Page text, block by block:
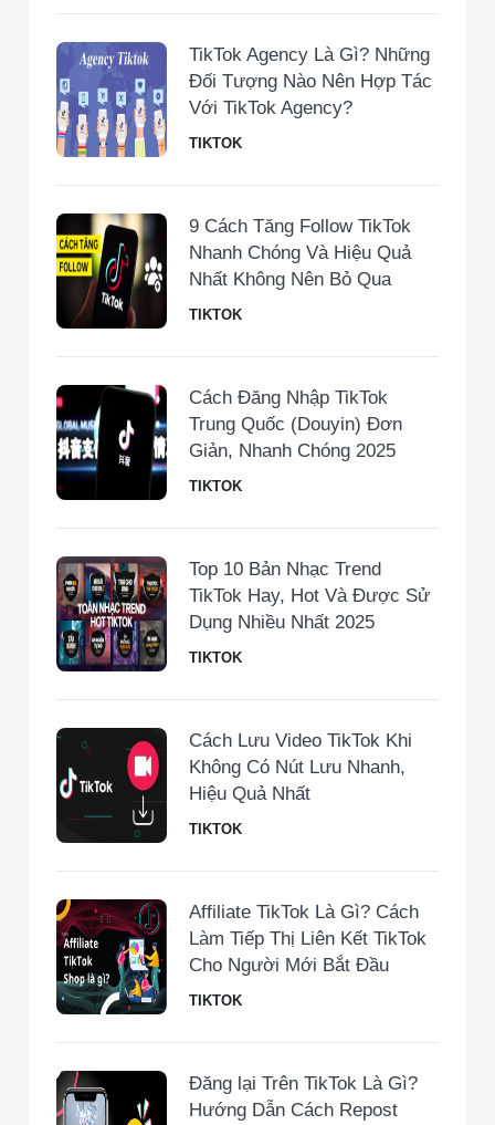
TikTok Agency Là Gì? Những
Đối Tượng Nào Nên Hợp Tác
Với TikTok Agency?
TIKTOK
9 Cách Tăng Follow TikTok
Nhanh Chóng Và Hiệu Quả
Nhất Không Nên Bỏ Qua
TIKTOK
Cách Đăng Nhập TikTok
Trung Quốc (Douyin) Đơn
Giản, Nhanh Chóng 2025
TIKTOK
Top 10 Bản Nhạc Trend
TikTok Hay, Hot Và Được Sử
Dụng Nhiều Nhất 2025
TIKTOK
Cách Lưu Video TikTok Khi
Không Có Nút Lưu Nhanh,
Hiệu Quả Nhất
TIKTOK
Affiliate TikTok Là Gì? Cách
Làm Tiếp Thị Liên Kết TikTok
Cho Người Mới Bắt Đầu
TIKTOK
Đăng lại Trên TikTok Là Gì?
Hướng Dẫn Cách Repost